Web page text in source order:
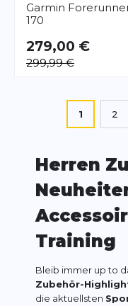
Garmin
170
279,00 €
299,99 €
Sie lesen
1 2
Herren
Training
Bleib immer up to
Zubehör-
die aktuellsten